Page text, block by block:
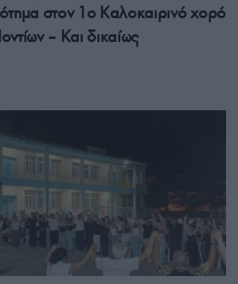
στον 1ο Καλοκαιρινό χορό
– Και δικαίως